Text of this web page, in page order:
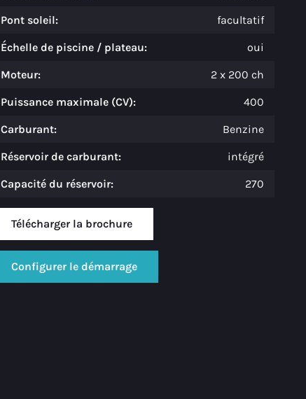
Pont soleil: facultatif
Échelle de piscine / plateau: oui
Moteur: 2 x 200 ch
Puissance maximale (CV): 400
Carburant: Benzine
Réservoir de carburant: intégré
Capacité du réservoir: 270
Télécharger la brochure
Configurer le démarrage